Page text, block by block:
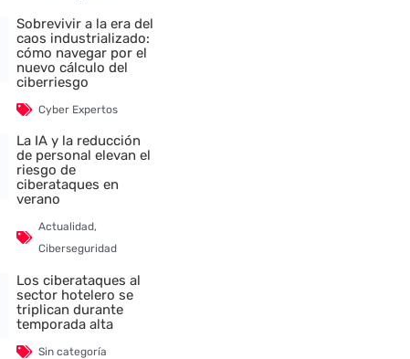
Sobrevivir a la era del
caos industrializado:
cómo navegar por el
nuevo cálculo del
ciberriesgo
Cyber Expertos
La IA y la reducción
de personal elevan el
riesgo de
ciberataques en
verano
Actualidad,
Ciberseguridad
Los ciberataques al
sector hotelero se
triplican durante
temporada alta
Sin categoría